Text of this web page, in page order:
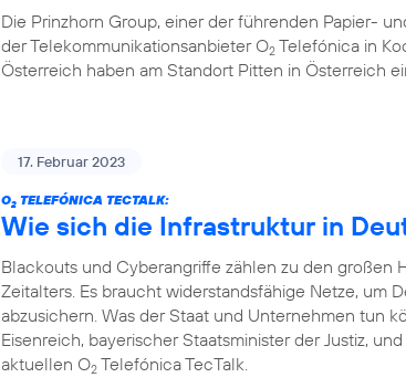
Die Prinzhorn Group, einer der führenden Papier-
der Telekommunikationsanbieter O2 Telefónica in
Österreich haben am Standort Pitten in Österreich
17. Februar 2023
O2 TELEFÓNICA TECTALK:
Wie sich die Infrastruktur in
Blackouts und Cyberangriffe zählen zu den großen
Zeitalters. Es braucht widerstandsfähige Netze, um
abzusichern. Was der Staat und Unternehmen tun
Eisenreich, bayerischer Staatsminister der Justiz,
aktuellen O2 Telefónica TecTalk.